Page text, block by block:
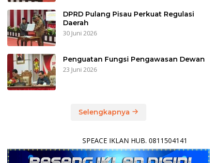
DPRD Pulang Pisau Perkuat Regulasi
Daerah
30 Juni 2026
Penguatan Fungsi Pengawasan Dewan
23 Juni 2026
Selengkapnya
SPEACE IKLAN HUB. 0811504141